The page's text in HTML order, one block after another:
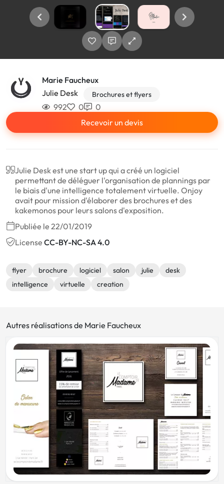
Marie Faucheux
Julie Desk
Brochures et flyers
992 0
0
Recevoir un devis
Julie Desk est une start up qui a créé un logiciel
permettant de déléguer l'organisation de plannings par
le biais d'une intelligence totalement virtuelle. Onjoy
avait pour mission d'élaborer des brochures et des
kakemonos pour leurs salons d'exposition.
Publiée le 22/01/2019
License CC-BY-NC-SA 4.0
flyer brochure logiciel salon julie
desk
intelligence
virtuelle creation
Autres réalisations de Marie Faucheux